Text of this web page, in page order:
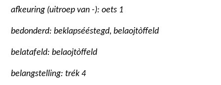
afkeuring (uitroep van -): oets 1
bedonderd: beklapsééstegd, belaojtòffeld
belatafeld: belaojtòffeld
belangstelling: trék 4